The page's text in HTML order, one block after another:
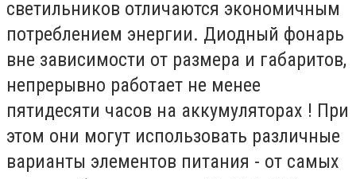
светильников отличаются экономичным
потреблением энергии. Диодный фонарь
вне зависимости от размера и габаритов,
непрерывно работает не менее
пятидесяти часов на аккумуляторах ! При
этом они могут использовать различные
варианты элементов питания - от самых